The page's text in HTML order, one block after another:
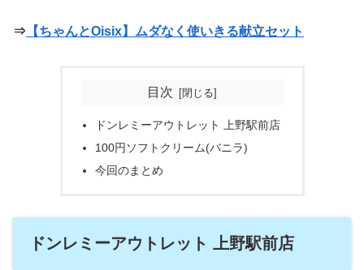
⇒ 【ちゃんとOisix】ムダなく使いきる献立セット
目次
ドンレミーアウトレット 上野駅前店
100円ソフトクリーム(バニラ)
今回のまとめ
ドンレミーアウトレット 上野駅前店